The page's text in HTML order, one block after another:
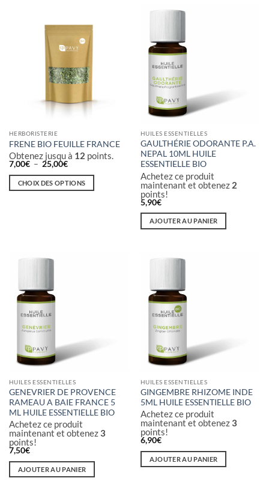
produit
HERBORISTERIE
FRENE BIO FEUILLE FRANCE
Obtenez jusqu à 12 points.
7,00€ – 25,00€Plage
prix :
7,00€
CHOIX DES OPTIONS
être
choisies
page
du
HUILES ESSENTIELLES
GAULTHÉRIE ODORANTE P.A.
NEPAL 10ML HUILE
ESSENTIELLE BIO
Achetez ce produit
maintenant et obtenez 2
points!
5,90€
AJOUTER AU PANIER
HUILES ESSENTIELLES
GENEVRIER DE PROVENCE
RAMEAU A BAIE FRANCE 5
ML HUILE ESSENTIELLE BIO
Achetez ce produit
maintenant et obtenez3
points!
7,50€
AJOUTER AU PANIER
HUILES ESSENTIELLES
GINGEMBRE RHIZOME INDE
5ML HUILE ESSENTIELLE BIO
Achetez ce produit
maintenant et obtenez3
points!
6,90€
AJOUTER AU PANIER